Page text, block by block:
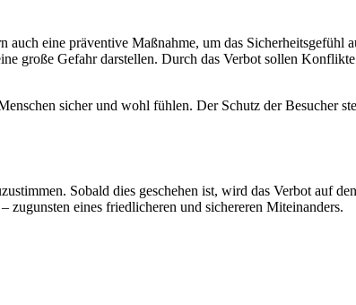
eine präventive Maßnahme, um das Sicherheitsgefühl
große Gefahr darstellen. Durch das Verbot sollen
sicher und wohl fühlen. Der Schutz der Besucher
Sobald dies geschehen ist, wird das Verbot auf
zugunsten eines friedlicheren und sichereren Miteinanders.